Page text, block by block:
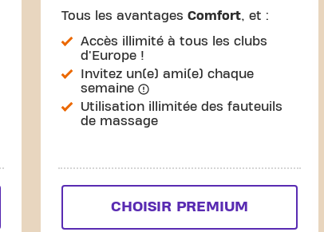
Tous les avantagesComfort, et :
Accès illimité à tous les clubs
d'Europe !
Invitez un(e) ami(e) chaque
semaine
Utilisation illimitée des fauteuils
de massage
CHOISIR PREMIUM